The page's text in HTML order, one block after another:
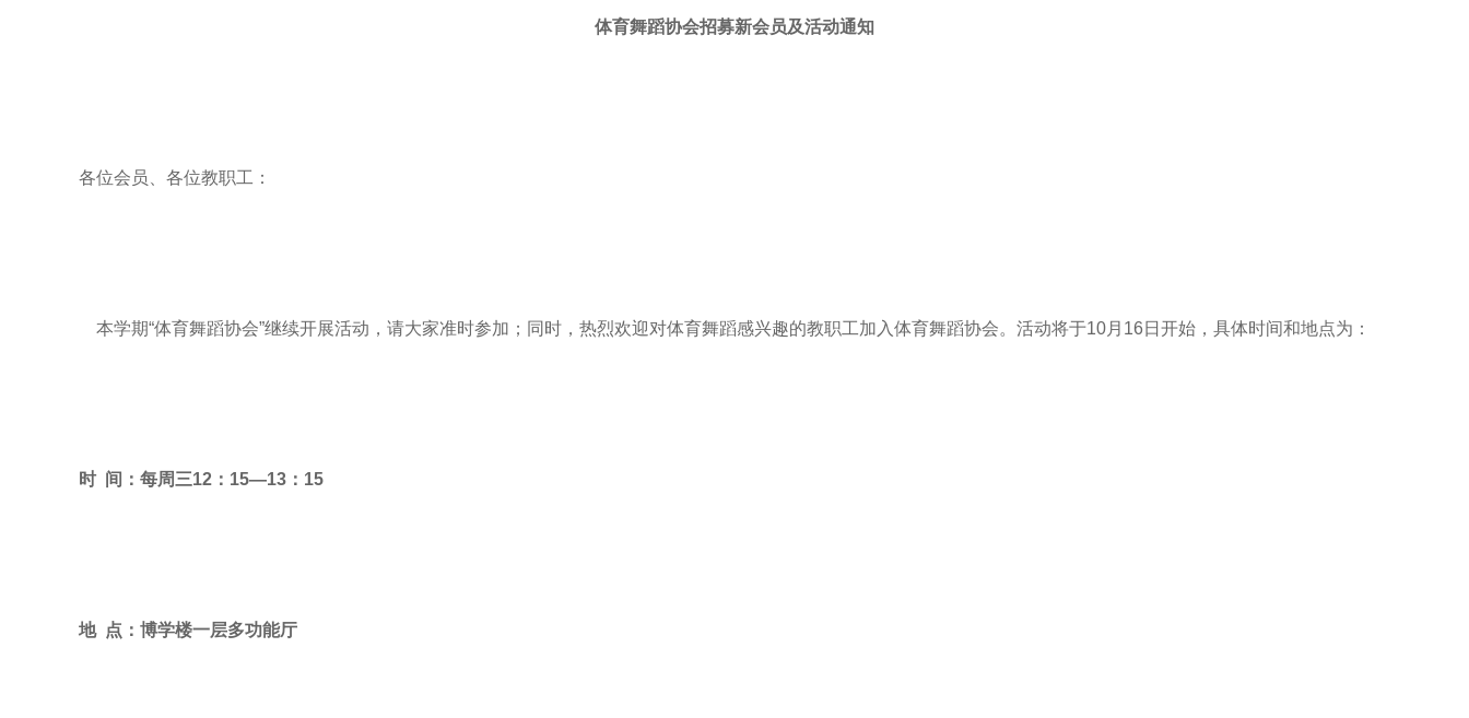
体育舞蹈协会招募新会员及活动通知
各位会员、各位教职工：
本学期“体育舞蹈协会”继续开展活动，请大家准时参加；同时，热烈欢迎对体育舞蹈感兴趣的教职工加入体育舞蹈协会。活动将于10月16日开始，具体时间和地点为：
时 间：每周三12：15—13：15
地 点：博学楼一层多功能厅